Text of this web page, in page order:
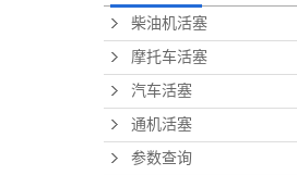
柴油机活塞
摩托车活塞
汽车活塞
通机活塞
参数查询